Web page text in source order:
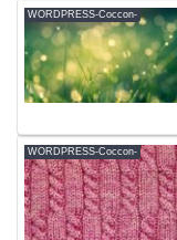
WORDPRESS-Coccon-
WORDPRESS-Coccon-